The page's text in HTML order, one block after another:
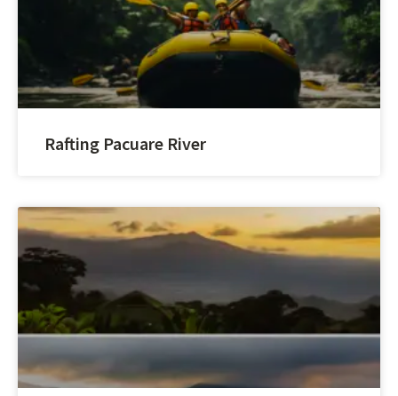
Rafting Pacuare River